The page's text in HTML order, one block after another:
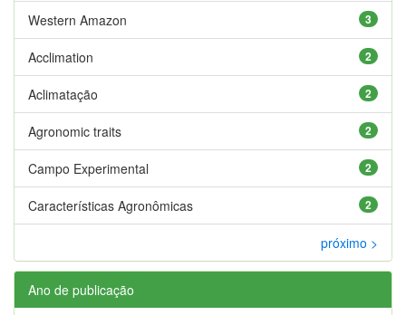
3
Western Amazon
2
Acclimation
2
Aclimatação
2
Agronomic traits
2
Campo Experimental
2
Características Agronômicas
próximo >
Ano de publicação